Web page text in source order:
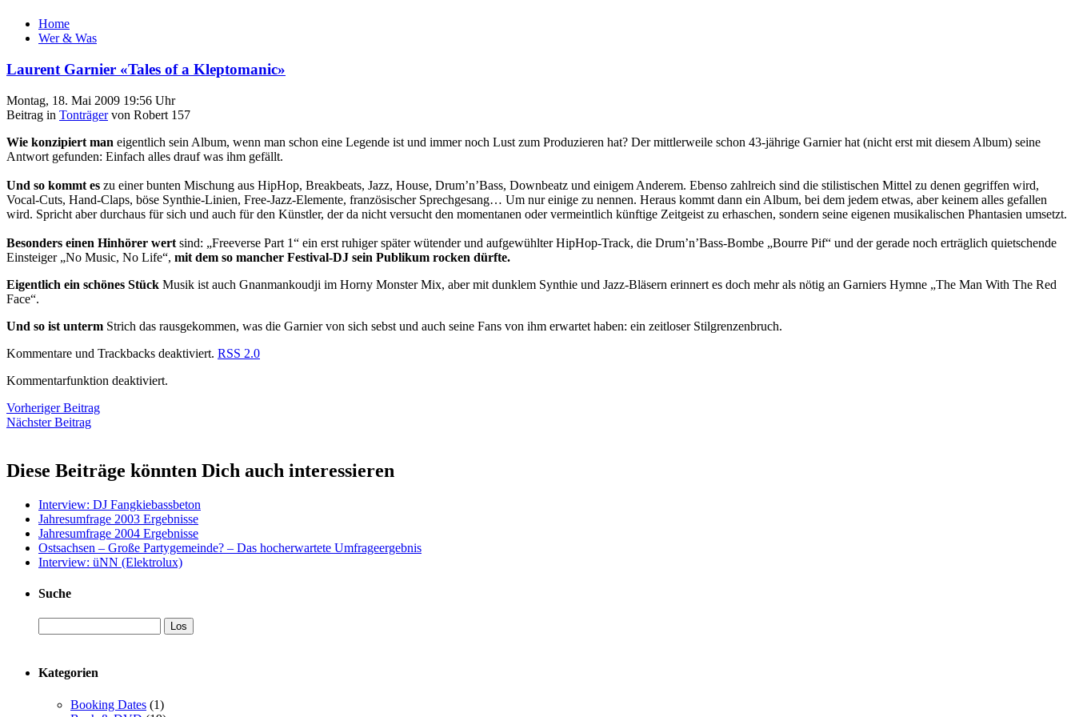
Home
Wer & Was
Laurent Garnier «Tales of a Kleptomanic»
Montag, 18. Mai 2009 19:56 Uhr
Beitrag in Tonträgervon Robert 157
Wie konzipiert man eigentlich sein Album, wenn man schon eine Legende ist und immer noch Lust zum Produzieren hat? Der mittlerweile schon 43-jährige Garnier hat (nicht erst mit diesem Album) seine
Antwort gefunden: Einfach alles drauf was ihm gefällt.
Und so kommt es zu einer bunten Mischung aus HipHop, Breakbeats, Jazz, House, Drum’n’Bass, Downbeatz und einigem Anderem. Ebenso zahlreich sind die stilistischen Mittel zu denen gegriffen wird,
Vocal-Cuts, Hand-Claps, böse Synthie-Linien, Free-Jazz-Elemente, französischer Sprechgesang… Um nur einige zu nennen. Heraus kommt dann ein Album, bei dem jedem etwas, aber keinem alles gefallen
wird. Spricht aber durchaus für sich und auch für den Künstler, der da nicht versucht den momentanen oder vermeintlich künftige Zeitgeist zu erhaschen, sondern seine eigenen musikalischen Phantasien umsetzt.
Besonders einen Hinhörer wert sind: „Freeverse Part 1“ ein erst ruhiger später wütender und aufgewühlter HipHop-Track, die Drum’n’Bass-Bombe „Bourre Pif“ und der gerade noch erträglich quietschende
Einsteiger „No Music, No Life“, mit dem so mancher Festival-DJ sein Publikum rocken dürfte.
Eigentlich ein schönes Stück Musik ist auch Gnanmankoudji im Horny Monster Mix, aber mit dunklem Synthie und Jazz-Bläsern erinnert es doch mehr als nötig an Garniers Hymne „The Man With The Red
Face“.
Und so ist unterm Strich das rausgekommen, was die Garnier von sich sebst und auch seine Fans von ihm erwartet haben: ein zeitloser Stilgrenzenbruch.
Kommentare und Trackbacks deaktiviert. RSS 2.0
Kommentarfunktion deaktiviert.
Vorheriger Beitrag
Nächster Beitrag
Diese Beiträge könnten Dich auch interessieren
Interview: DJ Fangkiebassbeton
Jahresumfrage 2003 Ergebnisse
Jahresumfrage 2004 Ergebnisse
Ostsachsen – Große Partygemeinde? – Das hocherwartete Umfrageergebnis
Interview: üNN (Elektrolux)
Suche
Kategorien
Booking Dates (1)